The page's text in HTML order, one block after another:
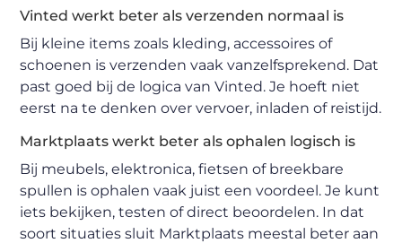
Vinted werkt beter als verzenden normaal is
Bij kleine items zoals kleding, accessoires of
schoenen is verzenden vaak vanzelfsprekend. Dat
past goed bij de logica van Vinted. Je hoeft niet
eerst na te denken over vervoer, inladen of reistijd.
Marktplaats werkt beter als ophalen logisch is
Bij meubels, elektronica, fietsen of breekbare
spullen is ophalen vaak juist een voordeel. Je kunt
iets bekijken, testen of direct beoordelen. In dat
soort situaties sluit Marktplaats meestal beter aan